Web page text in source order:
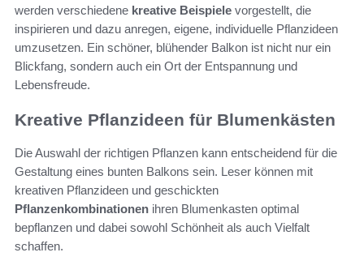
werden verschiedene kreative Beispiele vorgestellt, die
inspirieren und dazu anregen, eigene, individuelle Pflanzideen
umzusetzen. Ein schöner, blühender Balkon ist nicht nur ein
Blickfang, sondern auch ein Ort der Entspannung und
Lebensfreude.
Kreative Pflanzideen für Blumenkästen
Die Auswahl der richtigen Pflanzen kann entscheidend für die
Gestaltung eines bunten Balkons sein. Leser können mit
kreativen Pflanzideen und geschickten
Pflanzenkombinationen ihren Blumenkasten optimal
bepflanzen und dabei sowohl Schönheit als auch Vielfalt
schaffen.